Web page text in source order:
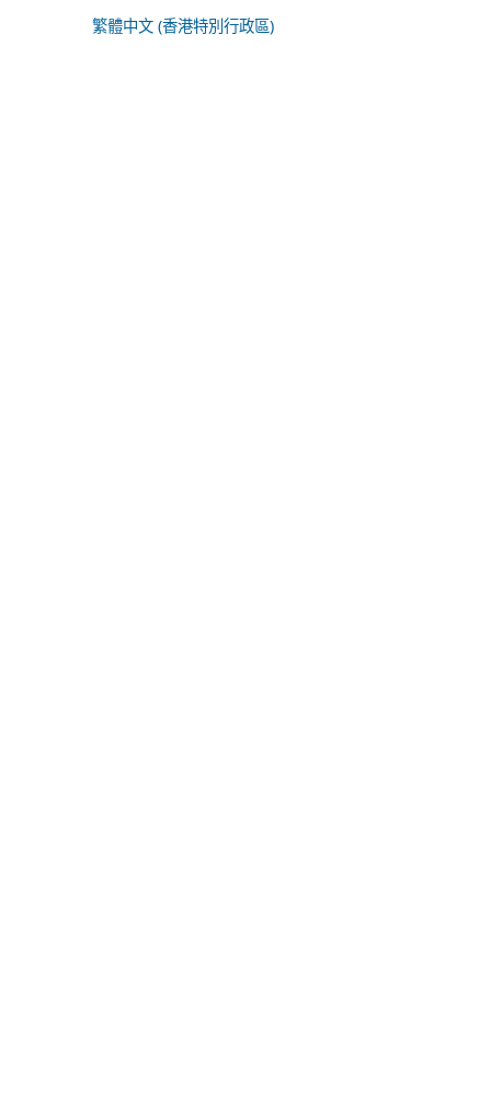
繁體中文 (香港特別行政區)